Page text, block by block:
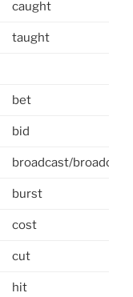
caught
taught
bet
bid
broadcast/
burst
cost
cut
hit